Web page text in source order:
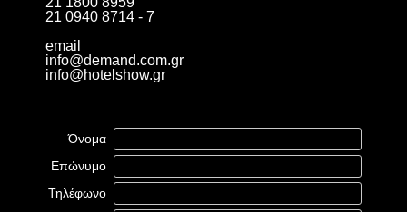
21 0940 8714 - 7
email
info@demand.com.gr
info@hotelshow.gr
Όνομα
Επώνυμο
Τηλέφωνο